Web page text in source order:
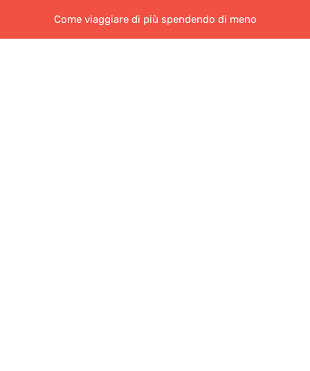
Come viaggiare di più spendendo di meno